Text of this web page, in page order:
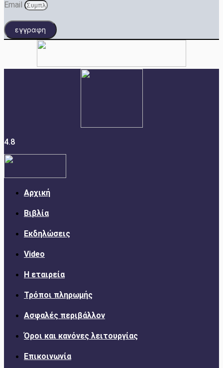
Email
εγγραφη
4.8
Αρχική
Βιβλία
Εκδηλώσεις
Video
Η εταιρεία
Τρόποι πληρωμής
Ασφαλές περιβάλλον
Όροι και κανόνες λειτουργίας
Επικοινωνία